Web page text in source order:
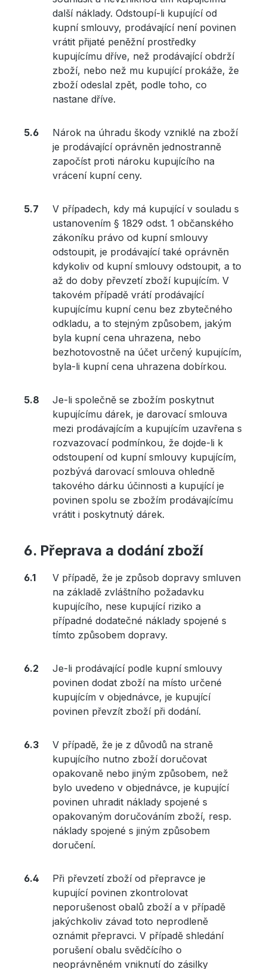
další náklady. Odstoupí-li kupující od
kupní smlouvy, prodávající není povinen
vrátit přijaté peněžní prostředky
kupujícímu dříve, než prodávající obdrží
zboží, nebo než mu kupující prokáže, že
zboží odeslal zpět, podle toho, co
nastane dříve.
Nárok na úhradu škody vzniklé na zboží
je prodávající oprávněn jednostranně
započíst proti nároku kupujícího na
vrácení kupní ceny.
V případech, kdy má kupující v souladu s
ustanovením § 1829 odst. 1 občanského
zákoníku právo od kupní smlouvy
odstoupit, je prodávající také oprávněn
kdykoliv od kupní smlouvy odstoupit, a to
až do doby převzetí zboží kupujícím. V
takovém případě vrátí prodávající
kupujícímu kupní cenu bez zbytečného
odkladu, a to stejným způsobem, jakým
byla kupní cena uhrazena, nebo
bezhotovostně na účet určený kupujícím,
byla-li kupní cena uhrazena dobírkou.
Je-li společně se zbožím poskytnut
kupujícímu dárek, je darovací smlouva
mezi prodávajícím a kupujícím uzavřena s
rozvazovací podmínkou, že dojde-li k
odstoupení od kupní smlouvy kupujícím,
pozbývá darovací smlouva ohledně
takového dárku účinnosti a kupující je
povinen spolu se zbožím prodávajícímu
vrátit i poskytnutý dárek.
Přeprava a dodání zboží
V případě, že je způsob dopravy smluven
na základě zvláštního požadavku
kupujícího, nese kupující riziko a
případné dodatečné náklady spojené s
tímto způsobem dopravy.
Je-li prodávající podle kupní smlouvy
povinen dodat zboží na místo určené
kupujícím v objednávce, je kupující
povinen převzít zboží při dodání.
V případě, že je z důvodů na straně
kupujícího nutno zboží doručovat
opakovaně nebo jiným způsobem, než
bylo uvedeno v objednávce, je kupující
povinen uhradit náklady spojené s
opakovaným doručováním zboží, resp.
náklady spojené s jiným způsobem
doručení.
Při převzetí zboží od přepravce je
kupující povinen zkontrolovat
neporušenost obalů zboží a v případě
jakýchkoliv závad toto neprodleně
oznámit přepravci. V případě shledání
porušení obalu svědčícího o
neoprávněném vniknutí do zásilky